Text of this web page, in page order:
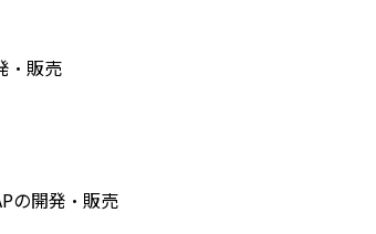
・販売
の開発・販売